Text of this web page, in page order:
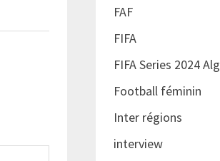
FAF
FIFA
FIFA Series 2024
Football féminin
Inter régions
interview